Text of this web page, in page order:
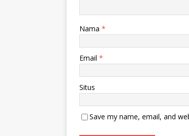
Nama *
Email *
Situs
Save my name, email, and